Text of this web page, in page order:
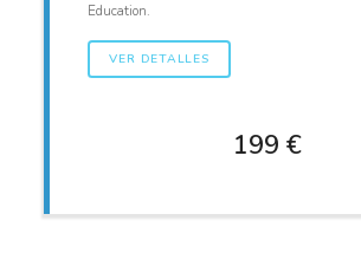
Education.
VER DETALLES
199 €